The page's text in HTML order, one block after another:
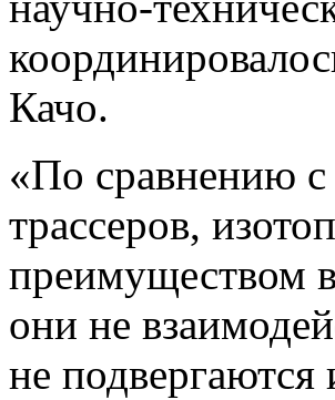
Качо.
«По сравнению
трассеров,
преимуществом
они не
не